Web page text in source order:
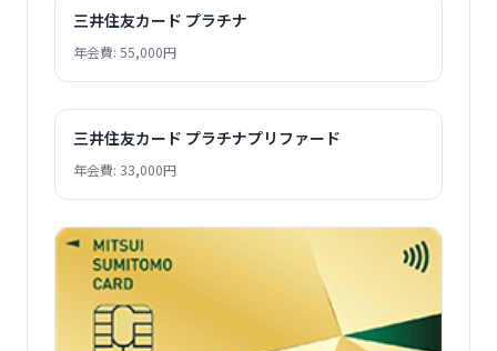
三井住友カード プラチナ
年会費: 55,000円
三井住友カード プラチナプリファード
年会費: 33,000円